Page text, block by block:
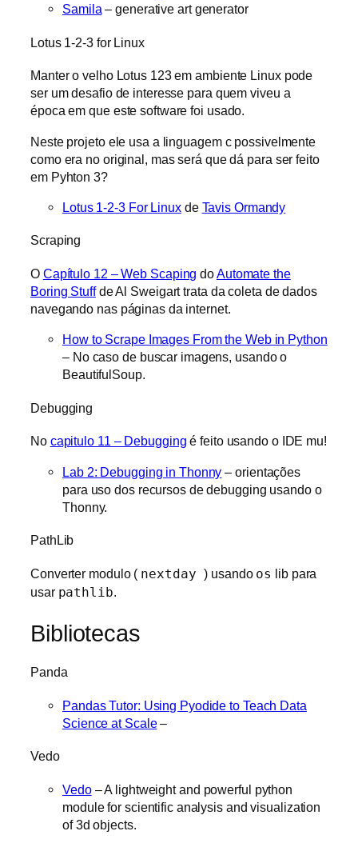
Samila – generative art generator
Lotus 1-2-3 for Linux
Manter o velho Lotus 123 em ambiente Linux pode
ser um desafio de interesse para quem viveu a
época em que este software foi usado.
Neste projeto ele usa a linguagem c possivelmente
como era no original, mas será que dá para ser feito
em Pyhton 3?
Lotus 1-2-3 For Linuxde Tavis Ormandy
Scraping
O Capítulo 12 – Web Scaping doAutomate the
Boring Stuffde Al Sweigart trata da coleta de dados
navegando nas páginas da internet.
How to Scrape Images From the Web in Python
– No caso de buscar imagens, usando o
BeautifulSoup.
Debugging
No capitulo 11 – Debugging é feito usando o IDE mu!
Lab 2: Debugging in Thonny – orientações
para uso dos recursos de debugging usando o
Thonny.
PathLib
Converter modulo ( nextday) usando os lib para
usar pathlib.
Bibliotecas
Panda
Pandas Tutor: Using Pyodide to Teach Data
Science at Scale–
Vedo
Vedo– A lightweight and powerful python
module for scientific analysis and visualization
of 3d objects.